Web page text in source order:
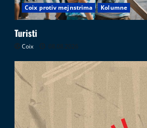
Coix protiv mejnstrima Kolumne
Turisti
Coix 08.08.2026